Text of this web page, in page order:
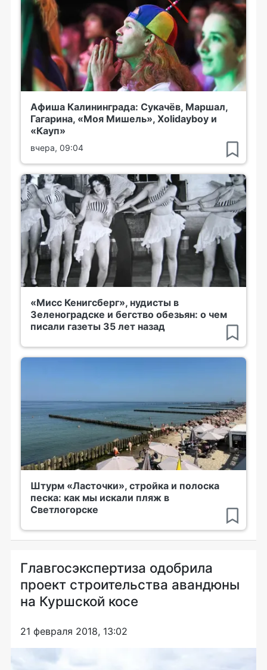
Афиша Калининграда: Сукачёв, Маршал,
Гагарина, «Моя Мишель», Xolidayboy и
«Кауп»
вчера, 09:04
«Мисс Кенигсберг», нудисты в
Зеленоградске и бегство обезьян: о чем
писали газеты 35 лет назад
Штурм «Ласточки», стройка и полоска
песка: как мы искали пляж в
Светлогорске
Главгосэкспертиза одобрила
проект строительства авандюны
на Куршской косе
21 февраля 2018, 13:02